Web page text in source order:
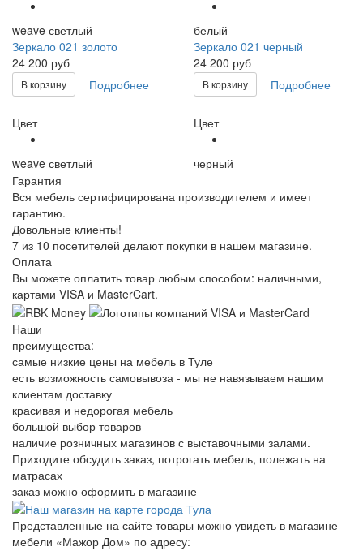
weave светлый
белый
Зеркало 021 золото
24 200 руб
В корзину Подробнее
Цвет
weave светлый
Зеркало 021 черный
24 200 руб
В корзину Подробнее
Цвет
черный
Гарантия
Вся мебель сертифицирована производителем и имеет
гарантию.
Довольные клиенты!
7 из 10 посетителей делают покупки в нашем магазине.
Оплата
Вы можете оплатить товар любым способом: наличными,
картами VISA и MasterCart.
Наши
преимущества:
самые низкие цены на мебель в Туле
есть возможность самовывоза - мы не навязываем нашим
клиентам доставку
красивая и недорогая мебель
большой выбор товаров
наличие розничных магазинов с выставочными залами.
Приходите обсудить заказ, потрогать мебель, полежать на
матрасах
заказ можно оформить в магазине
Представленные на сайте товары можно увидеть в магазине
мебели «Мажор Дом» по адресу: